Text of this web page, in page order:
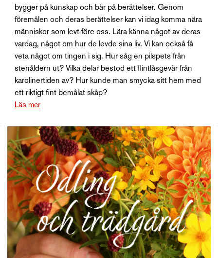
bygger på kunskap och bär på berättelser. Genom
föremålen och deras berättelser kan vi idag komma nära
människor som levt före oss. Lära känna något av deras
vardag, något om hur de levde sina liv. Vi kan också få
veta något om tingen i sig. Hur såg en pilspets från
stenåldern ut? Vilka delar bestod ett flintlåsgevär från
karolinertiden av? Hur kunde man smycka sitt hem med
ett riktigt fint bemålat skåp?
Läs mer